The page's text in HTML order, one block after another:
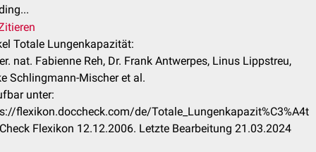
Totale Lungenkapazität:
nat. Fabienne Reh, Dr. Frank Antwerpes, Linus Lippstreu,
Schlingmann-Mischer et al.
unter:
flexikon.doccheck.com/de/Totale_Lungenkapazit%C3%A4t
Flexikon 12.12.2006. Letzte Bearbeitung 21.03.2024